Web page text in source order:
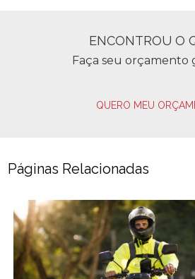
ENCONTROU O
Faça seu orçamento
QUERO MEU
Páginas Relacionadas